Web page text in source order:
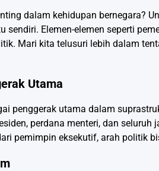
dalam kehidupan bernegara?
sendiri. Elemen-elemen seperti
Mari kita telusuri lebih dalam
Utama
penggerak utama dalam
perdana menteri, dan
pemimpin eksekutif, arah politik